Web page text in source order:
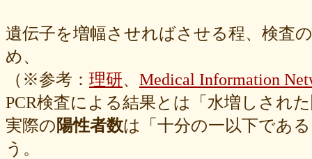
遺伝子を増幅させればさせる程、検査
め、
（※参考： 理研、 Medical Information
PCR検査による結果とは「水増しされた
実際の陽性者数は「十分の一以下であ
う。